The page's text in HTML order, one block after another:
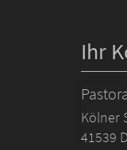
Ihr
Kölner
41539